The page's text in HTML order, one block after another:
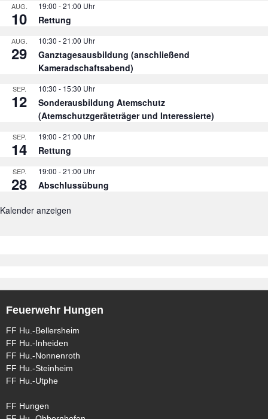
AUG.
10
19:00 -21:00
Rettung
AUG.
29
10:30 -21:00
Ganztagesausbildung (anschließend
Kameradschaftsabend)
SEP.
12
10:30 - 15:30
Sonderausbildung Atemschutz
(Atemschutzgeräteträger und Interessierte)
SEP.
14
19:00 -21:00
Rettung
SEP.
28
19:00 -21:00
Abschlussübung
Kalender anzeigen
Feuerwehr Hungen
FF Hu.-Bellersheim
FF Hu.-Inheiden
FF Hu.-Nonnenroth
FF Hu.-Steinheim
FF Hu.-Utphe
FF Hungen